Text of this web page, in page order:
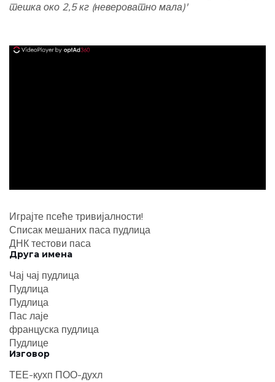
тешка око 2,5 кг (невероватно мала)'
Играјте псеће тривијалности!
Списак мешаних паса пудлица
ДНК тестови паса
Друга имена
Чај чај пудлица
Пудлица
Пудлица
Пас лаје
француска пудлица
Пудлице
Изговор
ТЕЕ-кухп ПОО-духл